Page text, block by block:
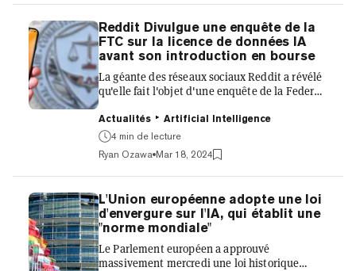
lancer une nouvelle plateforme d'éducation en
ligne à but non lucratif appelée Giggle
Academy. «Faisons en sorte que l'éducation de
base soit accessible et divertissante pour les
enfants du monde entier», a-t-il écrit sur
Twitter, notant que le projet Giggle rec...
Reddit Divulgue une enquête de la
FTC sur la licence de données IA
avant son introduction en bourse
La géante des réseaux sociaux Reddit a révélé
qu'elle fait l'objet d'une enquête de la Federal
pratiques de licence de données pour la
formation à l'intelligence artificielle. Cette
divulgation intervient alors que l'entreprise se
prépare à son tant attendu introduction en
bourse. La divulgation est apparue dans un
amendement au formulaire d'enregistrement
S-1 déposé auprès de la Securities and
Exchange Commission hier, soumis le
lendemain de la réception de...
Actualités
Artificial Intelligence
4 min de lecture
Ryan Ozawa Mar 18, 2024
L'Union européenne adopte une loi
d'envergure sur l'IA, qui établit une
"norme mondiale"
Le Parlement européen a approuvé
massivement mercredi une loi historique